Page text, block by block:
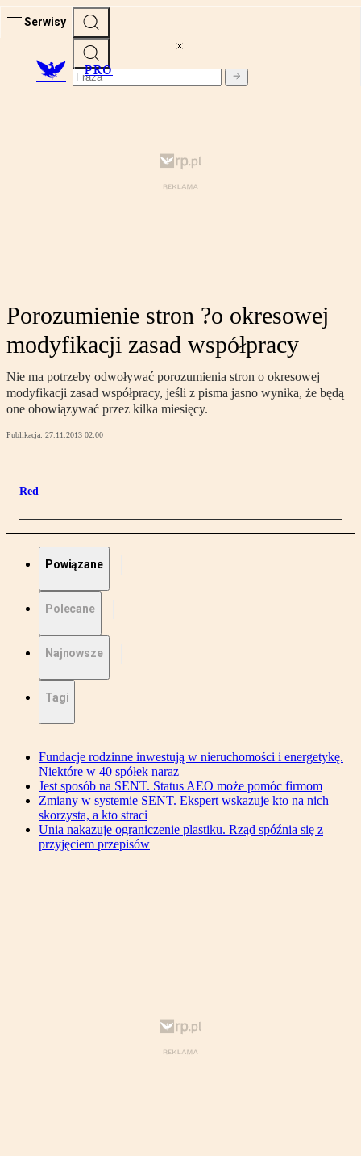
Serwisy
PRO
Porozumienie stron ?o okresowej
modyfikacji zasad współpracy
Nie ma potrzeby odwoływać porozumienia stron o okresowej
modyfikacji zasad współpracy, jeśli z pisma jasno wynika, że będą
one obowiązywać przez kilka miesięcy.
Publikacja: 27.11.2013 02:00
Red
Powiązane
Polecane
Najnowsze
Tagi
Fundacje rodzinne inwestują w nieruchomości i energetykę.
Niektóre w 40 spółek naraz
Jest sposób na SENT. Status AEO może pomóc firmom
Zmiany w systemie SENT. Ekspert wskazuje kto na nich
skorzysta, a kto straci
Unia nakazuje ograniczenie plastiku. Rząd spóźnia się z
przyjęciem przepisów